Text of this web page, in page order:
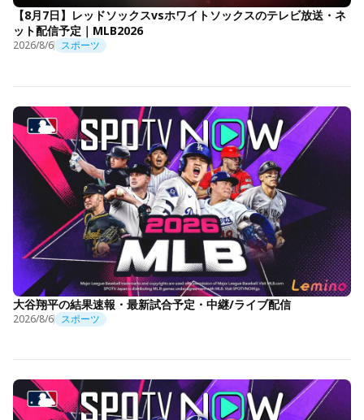
【8月7日】レッドソックスvsホワイトソックスのテレビ放送・ネ
ット配信予定｜MLB2026
2026/8/6 スポーツ
大谷翔平の結果速報・最新試合予定・中継/ライブ配信
2026/8/6 スポーツ